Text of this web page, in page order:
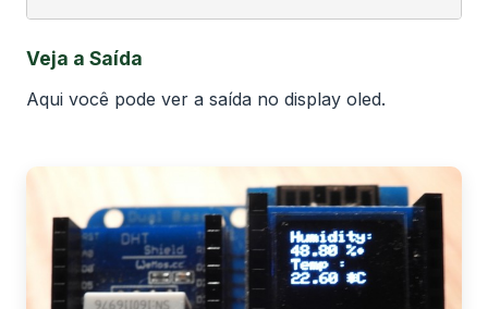
Veja a Saída
Aqui você pode ver a saída no display oled.